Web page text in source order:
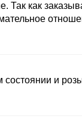
Так как
и